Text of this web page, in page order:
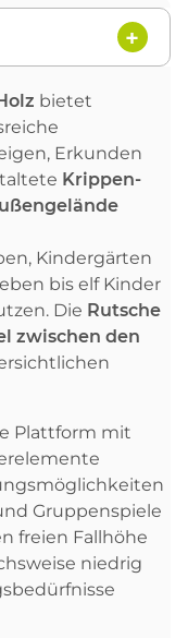
bietet
Erkunden
Krippen-
Kindergärten
bis elf Kinder
Die Rutsche
zwischen den
Plattform mit
Gruppenspiele
freien Fallhöhe
niedrig